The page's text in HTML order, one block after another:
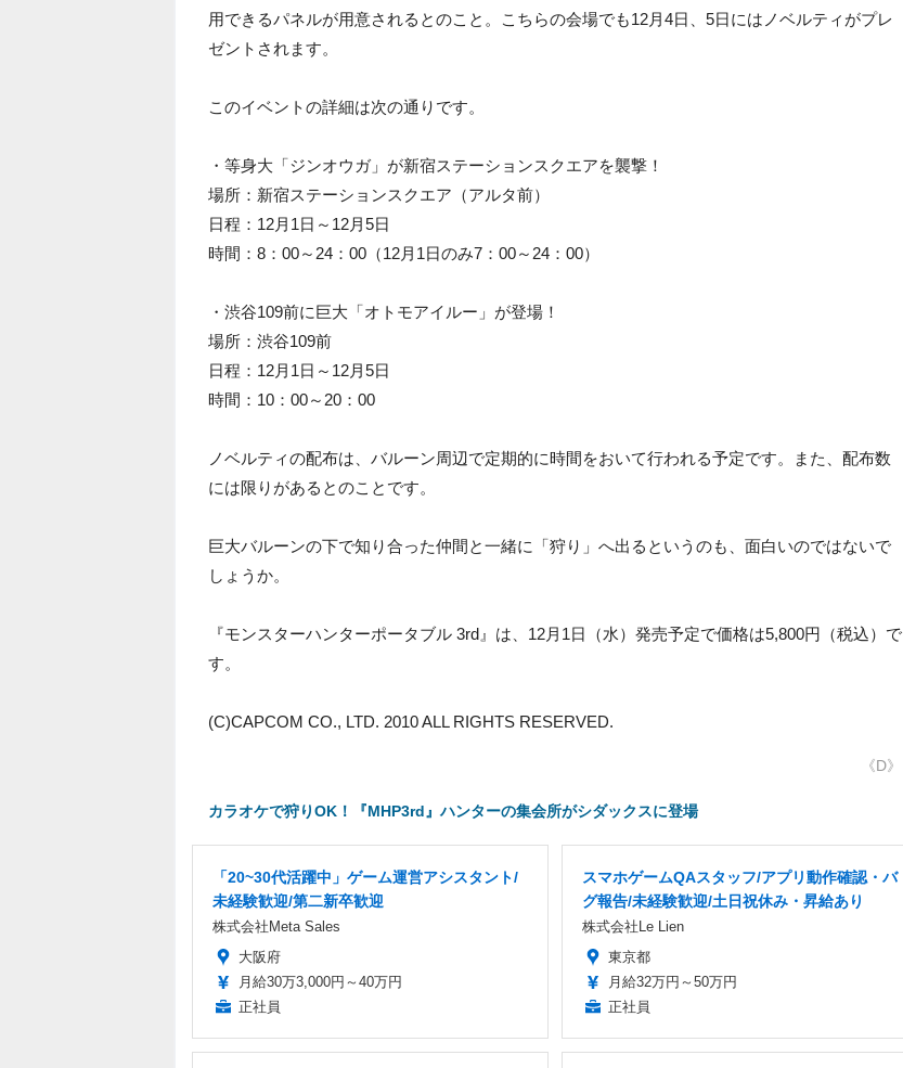
用できるパネルが用意されるとのこと。こちらの会場でも12月4日、5日にはノベルティがプレ
ゼントされます。
このイベントの詳細は次の通りです。
・等身大「ジンオウガ」が新宿ステーションスクエアを襲撃！
場所：新宿ステーションスクエア（アルタ前）
日程：12月1日～12月5日
時間：8：00～24：00（12月1日のみ7：00～24：00）
・渋谷109前に巨大「オトモアイルー」が登場！
場所：渋谷109前
日程：12月1日～12月5日
時間：10：00～20：00
ノベルティの配布は、バルーン周辺で定期的に時間をおいて行われる予定です。また、配布数
には限りがあるとのことです。
巨大バルーンの下で知り合った仲間と一緒に「狩り」へ出るというのも、面白いのではないで
しょうか。
『モンスターハンターポータブル 3rd』は、12月1日（水）発売予定で価格は5,800円（税込）で
す。
(C)CAPCOM CO., LTD. 2010 ALL RIGHTS RESERVED.
《D》
カラオケで狩りOK！『MHP3rd』ハンターの集会所がシダックスに登場
「20~30代活躍中」ゲーム運営アシスタント/
未経験歓迎/第二新卒歓迎
株式会社Meta Sales
大阪府
月給30万3,000円～40万円
正社員
スマホゲームQAスタッフ/アプリ動作確認・バ
グ報告/未経験歓迎/土日祝休み・昇給あり
株式会社Le Lien
東京都
月給32万円～50万円
正社員